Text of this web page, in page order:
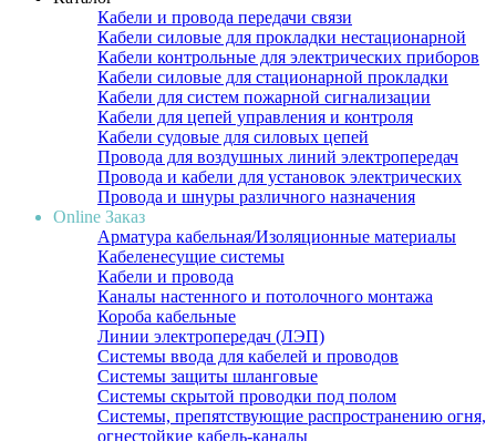
Кабели и провода передачи связи
Кабели силовые для прокладки нестационарной
Кабели контрольные для электрических приборов
Кабели силовые для стационарной прокладки
Кабели для систем пожарной сигнализации
Кабели для цепей управления и контроля
Кабели судовые для силовых цепей
Провода для воздушных линий электропередач
Провода и кабели для установок электрических
Провода и шнуры различного назначения
Online Заказ
Арматура кабельная/Изоляционные материалы
Кабеленесущие системы
Кабели и провода
Каналы настенного и потолочного монтажа
Короба кабельные
Линии электропередач (ЛЭП)
Системы ввода для кабелей и проводов
Системы защиты шланговые
Системы скрытой проводки под полом
Системы, препятствующие распространению огня,
огнестойкие кабель-каналы